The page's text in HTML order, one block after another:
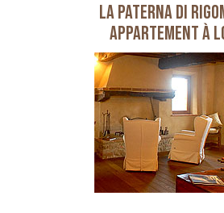
LA PATERNA DI
Appartement à